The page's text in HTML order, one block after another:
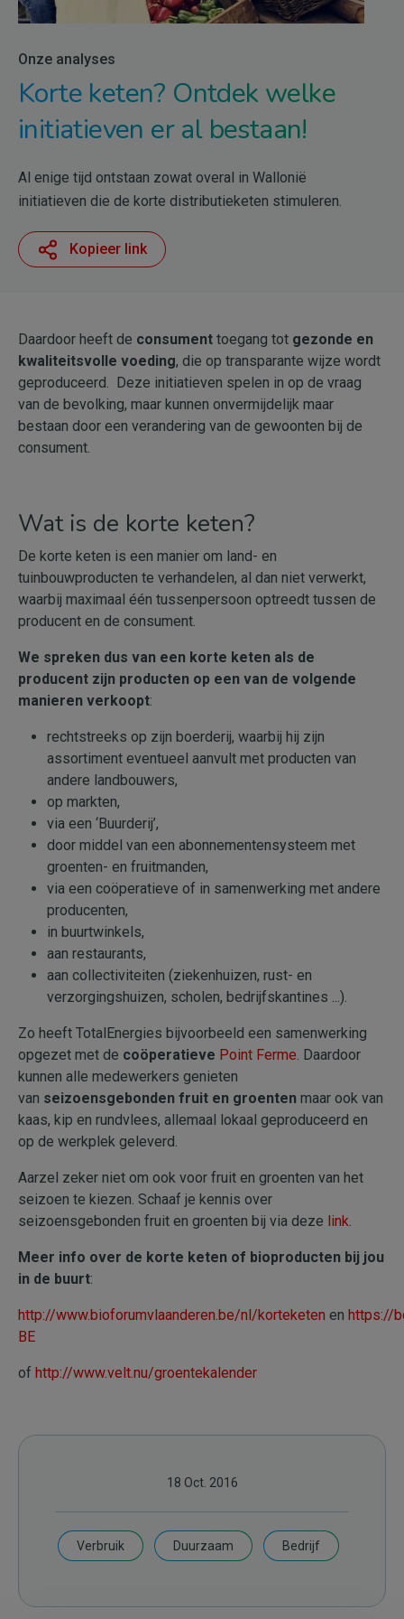
Onze analyses
Korte keten? Ontdek welke
initiatieven er al bestaan!
Al enige tijd ontstaan zowat overal in Wallonië
initiatieven die de korte distributieketen stimuleren.
Kopieer link
Daardoor heeft de consument toegang tot gezonde en
kwaliteitsvolle voeding, die op transparante wijze wordt
geproduceerd. Deze initiatieven spelen in op de vraag
van de bevolking, maar kunnen onvermijdelijk maar
bestaan door een verandering van de gewoonten bij de
consument.
Wat is de korte keten?
De korte keten is een manier om land- en
tuinbouwproducten te verhandelen, al dan niet verwerkt,
waarbij maximaal één tussenpersoon optreedt tussen de
producent en de consument.
We spreken dus van een korte keten als de
producent zijn producten op een van de volgende
manieren verkoopt:
rechtstreeks op zijn boerderij, waarbij hij zijn
assortiment eventueel aanvult met producten van
andere landbouwers,
op markten,
via een ‘Buurderij’,
door middel van een abonnementensysteem met
groenten- en fruitmanden,
via een coöperatieve of in samenwerking met andere
producenten,
in buurtwinkels,
aan restaurants,
aan collectiviteiten (ziekenhuizen, rust- en
verzorgingshuizen, scholen, bedrijfskantines ...).
Zo heeft TotalEnergies bijvoorbeeld een samenwerking
opgezet met de coöperatieve Point Ferme. Daardoor
kunnen alle medewerkers genieten
van seizoensgebonden fruit en groenten maar ook van
kaas, kip en rundvlees, allemaal lokaal geproduceerd en
op de werkplek geleverd.
Aarzel zeker niet om ook voor fruit en groenten van het
seizoen te kiezen. Schaaf je kennis over
seizoensgebonden fruit en groenten bij via deze link.
Meer info over de korte keten of bioproducten bij jou
in de buurt:
http://www.bioforumvlaanderen.be/nl/korteketen en https://
BE
of http://www.velt.nu/groentekalender
18 Oct. 2016
Verbruik Duurzaam Bedrijf